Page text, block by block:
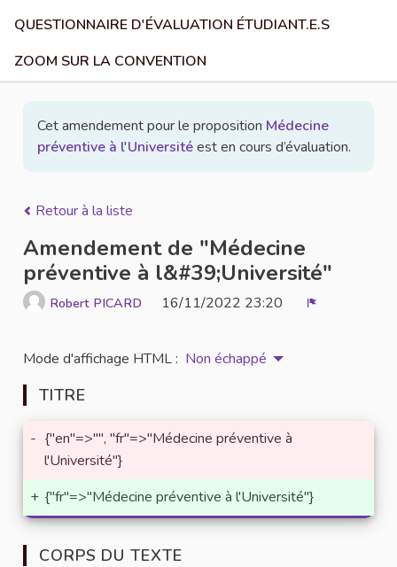
QUESTIONNAIRE D'ÉVALUATION ÉTUDIANT.E.S
ZOOM SUR LA CONVENTION
Cet amendement pour le proposition Médecine
préventive à l'Universitéest en cours d’évaluation.
Retour à la liste
Amendement de "Médecine
préventive à l&#39;Université"
Robert PICARD 16/11/2022 23:20
Mode d'affichage HTML : Non échappé
TITRE
- {"en"=>"", "fr"=>"Médecine préventive à
l'Université"}
+ {"fr"=>"Médecine préventive à l'Université"}
CORPS DU TEXTE